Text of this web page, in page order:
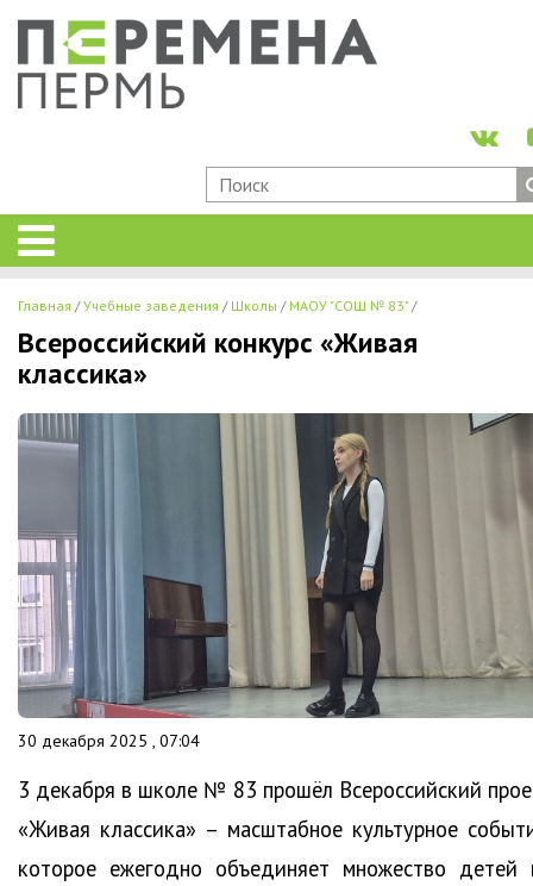
Главная Учебные заведения Школы МАОУ "СОШ № 83"
Всероссийский конкурс «Живая
классика»
30 декабря 2025 , 07:04
3 декабря в школе № 83 прошёл Всероссийский
«Живая классика» – масштабное культурное
которое ежегодно объединяет множество детей